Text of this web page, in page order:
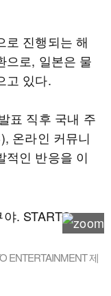
로 진행되는 해
으로, 일본은 물
고 있다.
표 직후 국내 주
온라인 커뮤니
적인 반응을 이
ENTERTAINMENT 제